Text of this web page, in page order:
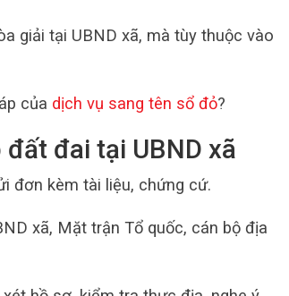
giải tại UBND xã, mà tùy thuộc vào
của dịch vụ sang tên sổ đỏ?
đai tại UBND xã
đơn kèm tài liệu, chứng cứ.
xã, Mặt trận Tổ quốc, cán bộ địa